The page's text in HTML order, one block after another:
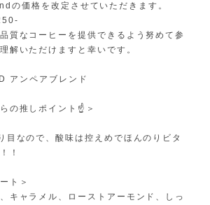
の価格を改定させていただきます。
質なコーヒーを提供できるよう努めて参
解いただけますと幸いです。
アンペアブレンド
の推しポイント☝️＞
目なので、酸味は控えめでほんのりビタ
！
ト＞
キャラメル、ローストアーモンド、しっ